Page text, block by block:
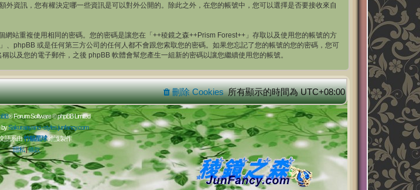
資訊，您有權決定哪一些資訊是可以對外公開的。除此之外，在您的帳號中，您可以選擇是否要接收來自
站重複使用相同的密碼。您的密碼是讓您在「++稜鏡之森++Prism Forest++」存取以及使用您的帳號的方
phpBB 或是任何第三方公司的任何人都不會跟您索取您的密碼。如果您忘記了您的帳號的您的密碼，您可
及您的電子郵件，之後 phpBB 軟體會幫您產生一組新的密碼以讓您繼續使用您的帳號。
所有顯示的時間為UTC+08:00
刪除 Cookies
® Forum Software © phpBB Limited
bySakuraiayano -styles.junfancy.com
語系由竹貓星球維護製作
隱私|條款